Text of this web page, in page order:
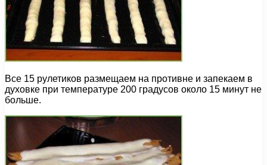
Все 15 рулетиков размещаем на противне и запекаем в
духовке при температуре 200 градусов около 15 минут не
больше.